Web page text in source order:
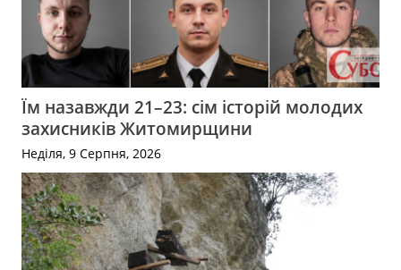
Їм назавжди 21–23: сім історій молодих
захисників Житомирщини
Неділя, 9 Серпня, 2026